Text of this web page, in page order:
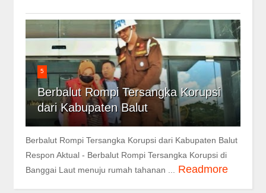
5
Berbalut Rompi Tersangka Korupsi
dari Kabupaten Balut
Berbalut Rompi Tersangka Korupsi dari Kabupaten Balut
Respon Aktual - Berbalut Rompi Tersangka Korupsi di
Banggai Laut menuju rumah tahanan ...
Readmore